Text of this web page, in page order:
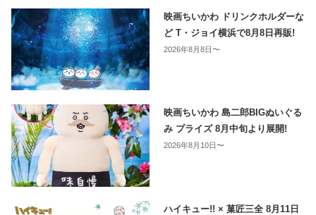
映画ちいかわ ドリンクホルダーな
ど T・ジョイ横浜で8月8日再販!
2026年8月8日〜
映画ちいかわ 島二郎BIGぬいぐる
み プライズ 8月中旬より展開!
2026年8月10日〜
ハイキュー!! × 菓匠三全 8月11日